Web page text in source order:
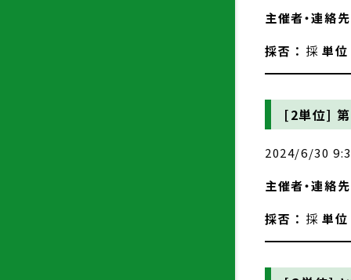
主催者・連絡先
採否 ： 採単位
[2単位]
2024/6/30
主催者・連絡先
採否 ： 採単位